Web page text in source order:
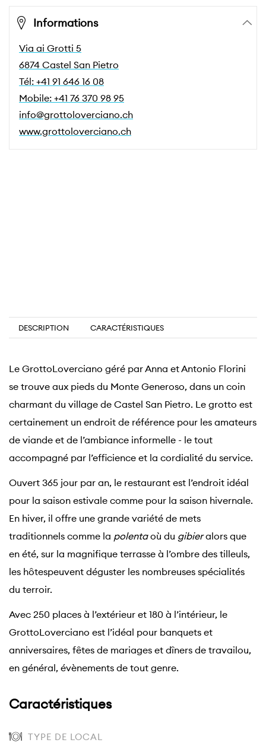
Informations
Via ai Grotti 5
6874 Castel San Pietro
Tél: +41 91 646 16 08
Mobile: +41 76 370 98 95
info@grottoloverciano.ch
www.grottoloverciano.ch
DESCRIPTION CARACTÉRISTIQUES
Le GrottoLoverciano géré par Anna et Antonio Florini
se trouve aux pieds du Monte Generoso, dans un coin
charmant du village de Castel San Pietro. Le grotto est
certainement un endroit de référence pour les amateurs
de viande et de l’ambiance informelle - le tout
accompagné par l’efficience et la cordialité du service.
Ouvert 365 jour par an, le restaurant est l’endroit idéal
pour la saison estivale comme pour la saison hivernale.
En hiver, il offre une grande variété de mets
traditionnels comme la polentaoù du gibieralors que
en été, sur la magnifique terrasse à l’ombre des tilleuls,
les hôtespeuvent déguster les nombreuses spécialités
du terroir.
Avec 250 places à l’extérieur et 180 à l’intérieur, le
GrottoLoverciano est l’idéal pour banquets et
anniversaires, fêtes de mariages et dîners de travailou,
en général, évènements de tout genre.
Caractéristiques
TYPE DE LOCAL